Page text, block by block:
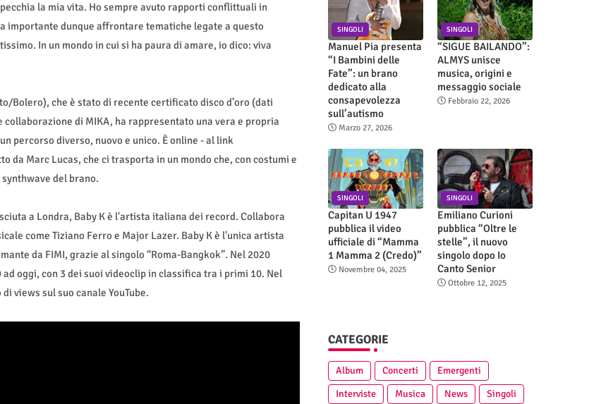
la mia vita. Ho sempre avuto rapporti conflittuali in
importante dunque affrontare tematiche legate a questo
In un mondo in cui si ha paura di amare, io dico: viva
Bolero), che è stato di recente certificato disco d’oro (dati
di MIKA, ha rappresentato una vera e propria
percorso diverso, nuovo e unico. È online - al link
Marc Lucas, che ci trasporta in un mondo che, con costumi e
del brano.
a Londra, Baby K è l'artista italiana dei record. Collabora
come Tiziano Ferro e Major Lazer. Baby K è l'unica artista
da FIMI, grazie al singolo “Roma-Bangkok”. Nel 2020
oggi, con 3 dei suoi videoclip in classifica tra i primi 10. Nel
views sul suo canale YouTube.
SINGOLI
Manuel Pia presenta
“I Bambini delle
Fate”: un brano
dedicato alla
consapevolezza
sull’autismo
Marzo 27, 2026
SINGOLI
“SIGUE BAILANDO”:
ALMYS unisce
musica, origini e
messaggio sociale
Febbraio 22, 2026
SINGOLI
Capitan U 1947
pubblica il video
ufficiale di “Mamma
1 Mamma 2 (Credo)”
Novembre 04, 2025
SINGOLI
Emiliano Curioni
pubblica “Oltre le
stelle”, il nuovo
singolo dopo Io
Canto Senior
Ottobre 12, 2025
CATEGORIE
Album Concerti
Emergenti
Interviste
Musica News
Singoli